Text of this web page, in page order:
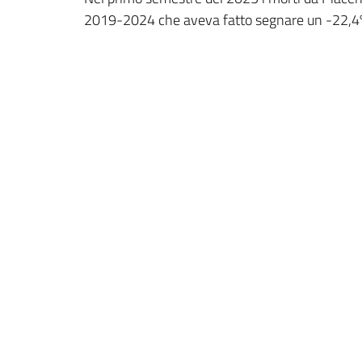
2019-2024 che aveva fatto segnare un -